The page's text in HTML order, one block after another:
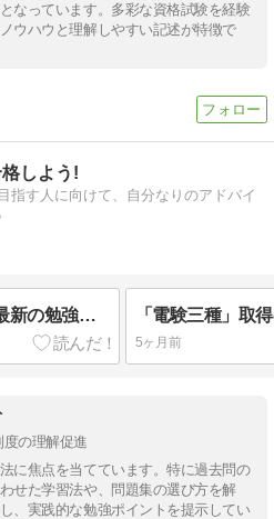
なっています。多彩な資格試験を経験
ウハウと理解しやすい記述が特徴で
しよう!
指す人に向けて、自分なりのアドバイ
電験三種 2027年に向けた 最新の勉強方法とは？
5ヶ月前
の理解促進
に焦点を当てています。特に過去問の
せた学習法や、問題集の選び方を解
、実践的な勉強ポイントを提示してい